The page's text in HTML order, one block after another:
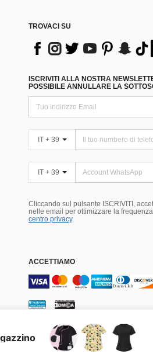
TROVACI SU
ISCRIVITI ALLA NOSTRA
POSSIBILE ANNULLARE LA
IT + 39
IT + 39
Cliccando sul pulsante ISCRIVITI,
nelle email per ottimizzare la
centro privacy.
ACCETTIAMO